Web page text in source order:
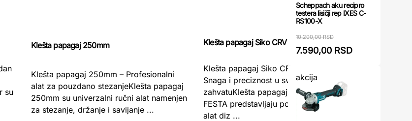
su
Klešta papagaj 250mm
Klešta papagaj 250mm – Profesionalni
alat za pouzdano stezanjeKlešta papagaj
250mm su univerzalni ručni alat namenjen
za stezanje, držanje i savijanje ...
Klešta papagaj Siko CRV 250mm FESTA
Klešta papagaj Siko CRV 250mm FESTA -
Snaga i preciznost u svakom
zahvatuKlešta papagaj Siko CRV 250mm
FESTA predstavljaju pouzdan i svestran
alat diz ...
Scheppach aku recipro
testera lisičji rep IXES C-
RS100-X
10.200,00 RSD
7.590,00 RSD
akcija